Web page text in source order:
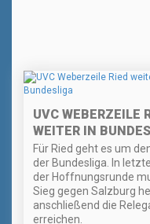
UVC WEBERZEILE
WEITER IN
Für Ried geht es um
der Bundesliga. In
der Hoffnungsrunde
Sieg gegen Salzburg
anschließend die
erreichen.